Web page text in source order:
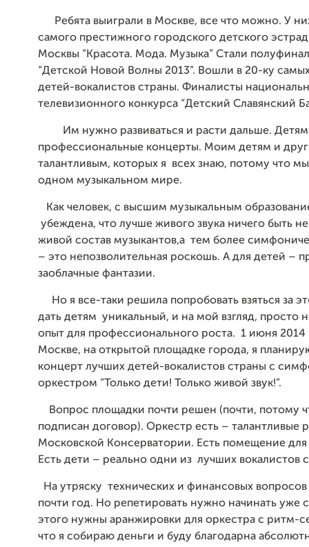
Ребята выиграли в Москве, все что можно. У
самого престижного городского детского
Москвы “Красота. Мода. Музыка” Стали
“Детской Новой Волны 2013”. Вошли в 20-ку
детей-вокалистов страны. Финалисты
телевизионного конкурса “Детский Славянский
Им нужно развиваться и расти дальше.
профессиональные концерты. Моим детям и
талантливым, которых я всех знаю, потому что
одном музыкальном мире.
Как человек, с высшим музыкальным
убеждена, что лучше живого звука ничего быть
живой состав музыкантов,а тем более
– это непозволительная роскошь. А для детей –
заоблачные фантазии.
Но я все-таки решила попробовать взяться за
дать детям уникальный, и на мой взгляд, просто
опыт для профессионального роста. 1 июня 2014
Москве, на открытой площадке города, я
концерт лучших детей-вокалистов страны с
оркестром “Только дети! Только живой звук!”.
Вопрос площадки почти решен (почти, потому
подписан договор). Оркестр есть – талантливые
Московской Консерватории. Есть помещение
Есть дети – реально одни из лучших вокалистов
На утряску технических и финансовых вопросов
почти год. Но репетировать нужно начинать уже
этого нужны аранжировки для оркестра с ритм-
что я собираю деньги и буду благодарна